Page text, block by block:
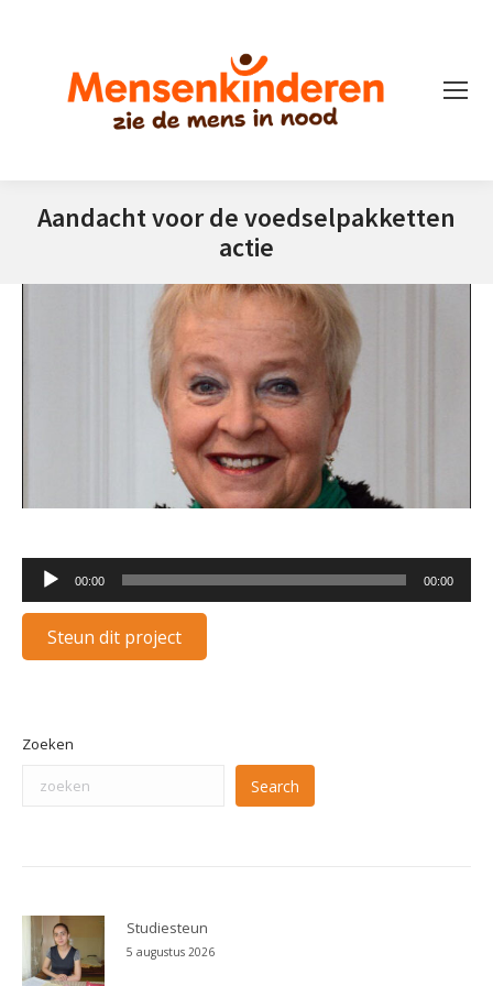
Aandacht voor de voedselpakketten
actie
Audiospeler
00:00 00:00
Steun dit project
Zoeken
Search
Studiesteun
5 augustus 2026